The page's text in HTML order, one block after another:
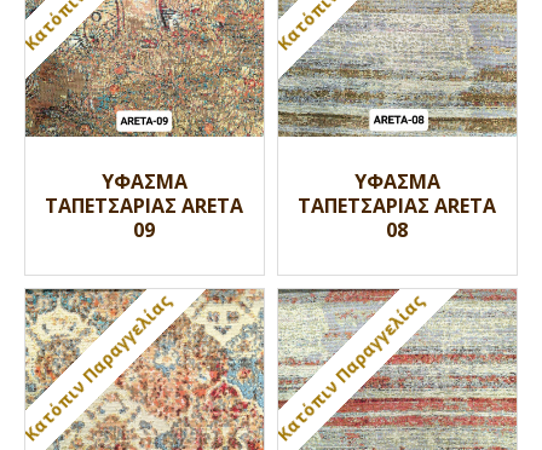
ΥΦΑΣΜΑ
ΤΑΠΕΤΣΑΡΙΑΣ ARETA
09
ΥΦΑΣΜΑ
ΤΑΠΕΤΣΑΡΙΑΣ ARETA
08
Κατόπιν Παραγγελίας Κατόπιν Παραγγελίας